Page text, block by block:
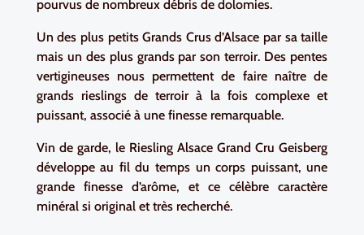
pourvus de nombreux débris de dolomies.
Un des plus petits Grands Crus d’Alsace par sa taille
mais un des plus grands par son terroir. Des pentes
vertigineuses nous permettent de faire naître de
grands rieslings de terroir à la fois complexe et
puissant, associé à une finesse remarquable.
Vin de garde, le Riesling Alsace Grand Cru Geisberg
développe au fil du temps un corps puissant, une
grande finesse d’arôme, et ce célèbre caractère
minéral si original et très recherché.